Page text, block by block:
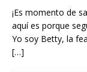
¡Es momento de
aquí es porque
Yo soy Betty, la
[…]